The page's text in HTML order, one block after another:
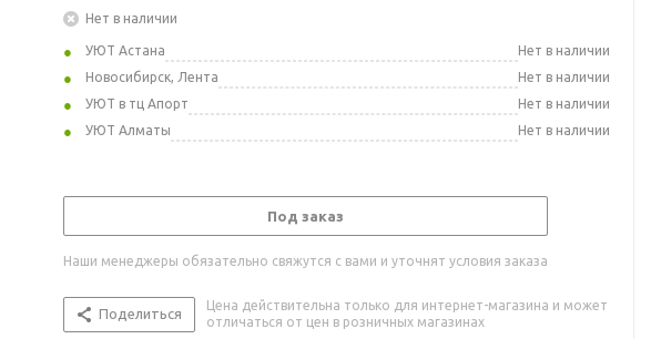
Нет в наличии
УЮТ Астана
Нет в наличии
Новосибирск, Лента
Нет в наличии
УЮТ в тц Апорт
Нет в наличии
УЮТ Алматы
Нет в наличии
Под заказ
Наши менеджеры обязательно свяжутся с вами и уточнят условия заказа
Поделиться
Цена действительна только для интернет-магазина и может
отличаться от цен в розничных магазинах